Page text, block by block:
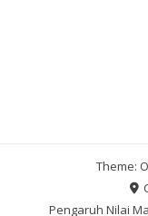
Theme:
Pengaruh Nilai